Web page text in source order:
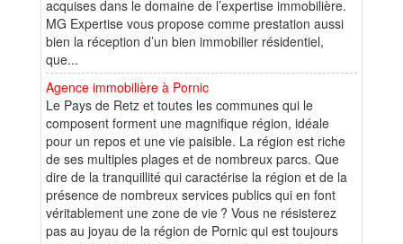
acquises dans le domaine de l’expertise immobilière.
MG Expertise vous propose comme prestation aussi
bien la réception d’un bien immobilier résidentiel,
que...
Agence immobilière à Pornic
Le Pays de Retz et toutes les communes qui le
composent forment une magnifique région, idéale
pour un repos et une vie paisible. La région est riche
de ses multiples plages et de nombreux parcs. Que
dire de la tranquillité qui caractérise la région et de la
présence de nombreux services publics qui en font
véritablement une zone de vie ? Vous ne résisterez
pas au joyau de la région de Pornic qui est toujours